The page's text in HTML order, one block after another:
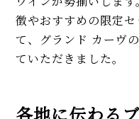
徴やおすすめの限定
て、グランド カーヴ
ていただきました。